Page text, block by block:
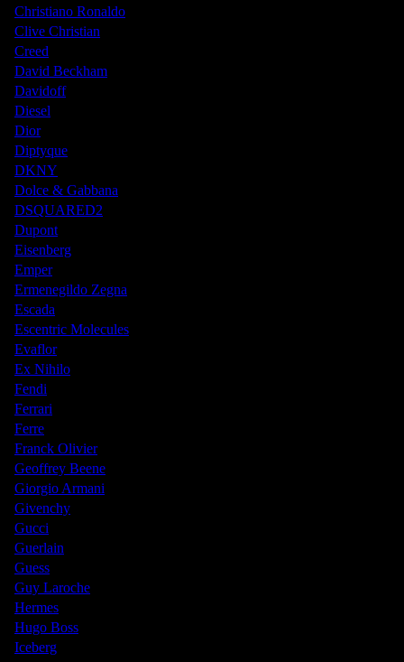
Christiano Ronaldo
Clive Christian
Creed
David Beckham
Davidoff
Diesel
Dior
Diptyque
DKNY
Dolce & Gabbana
DSQUARED2
Dupont
Eisenberg
Emper
Ermenegildo Zegna
Escada
Escentric Molecules
Evaflor
Ex Nihilo
Fendi
Ferrari
Ferre
Franck Olivier
Geoffrey Beene
Giorgio Armani
Givenchy
Gucci
Guerlain
Guess
Guy Laroche
Hermes
Hugo Boss
Iceberg